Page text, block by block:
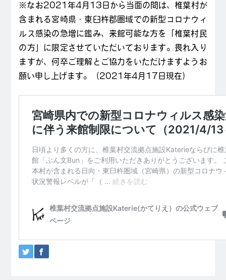
※なお2021年4月13日から当面の間は、椎葉村が
含まれる宮崎県・東臼杵郡圏域での新型コロナウィ
ルス感染の急増に鑑み、来館可能な方を「椎葉村民
の方」に限定させていただいております。畏れ入り
ますが、何卒ご理解とご協力をいただけますようお
願い申し上げます。（2021年4月17日現在）